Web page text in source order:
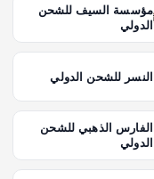
مؤسسة السيف للشحن
الدولي
النسر للشحن الدولي
الفارس الذهبي للشحن
الدولي